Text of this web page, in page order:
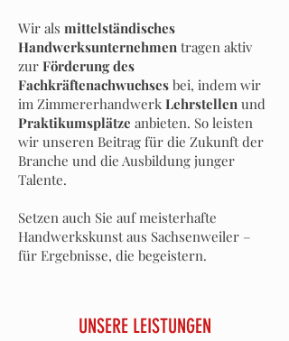
Wir als mittelständisches
Handwerksunternehmen tragen aktiv
zur Förderung des
Fachkräftenachwuchses bei, indem wir
im Zimmererhandwerk Lehrstellen und
Praktikumsplätze anbieten. So leisten
wir unseren Beitrag für die Zukunft der
Branche und die Ausbildung junger
Talente.
Setzen auch Sie auf meisterhafte
Handwerkskunst aus Sachsenweiler –
für Ergebnisse, die begeistern.
UNSERE LEISTUNGEN